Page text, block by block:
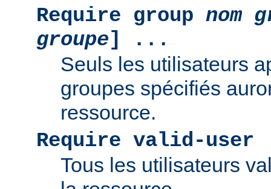
Require group nom
groupe] ...
Seuls les utilisateurs
groupes spécifiés
ressource.
Require valid-user
Tous les utilisateurs